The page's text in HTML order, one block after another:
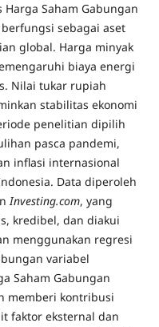
Saham Gabungan
sebagai aset
global. Harga minyak
biaya energi
Nilai tukar rupiah
stabilitas ekonomi
penelitian dipilih
pasca pandemi,
inflasi internasional
Data diperoleh
Investing.com, yang
kredibel, dan diakui
menggunakan regresi
variabel
Saham Gabungan
memberi kontribusi
faktor eksternal dan